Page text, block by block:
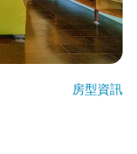
房型資訊